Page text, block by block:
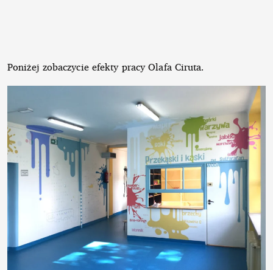
Poniżej zobaczycie efekty pracy Olafa Ciruta.